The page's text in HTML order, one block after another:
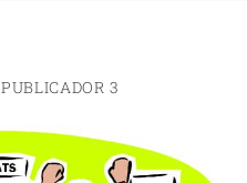
PUBLICADOR 3